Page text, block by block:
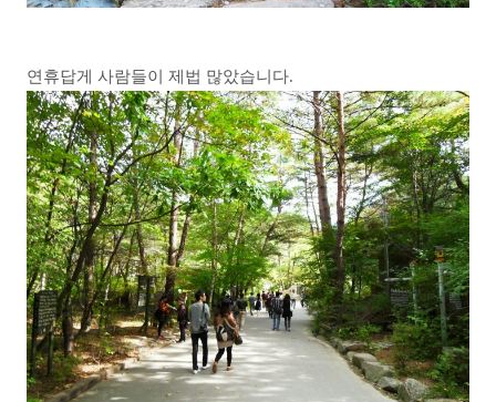
연휴답게 사람들이 제법 많았습니다.